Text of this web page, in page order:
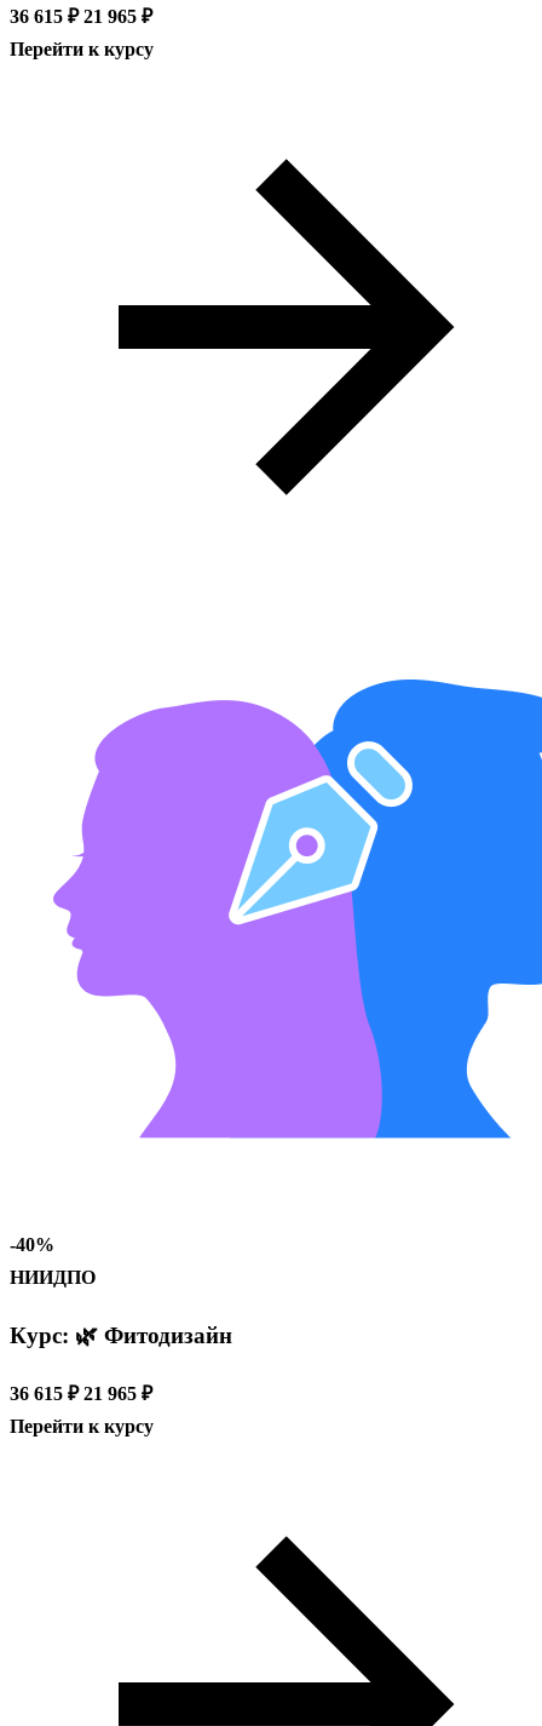
36 615 ₽ 21 965 ₽
Перейти к курсу
-40%
НИИДПО
Курс: 🌿 Фитодизайн
36 615 ₽ 21 965 ₽
Перейти к курсу